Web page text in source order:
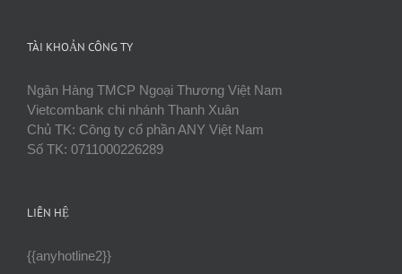
(email)
TÀI KHOẢN CÔNG TY
Ngân Hàng TMCP Ngoại Thương Việt Nam
Vietcombank chi nhánh Thanh Xuân
Chủ TK: Công ty cổ phần ANY Việt Nam
Số TK: 0711000226289
LIÊN HỆ
{{anyhotline2}}